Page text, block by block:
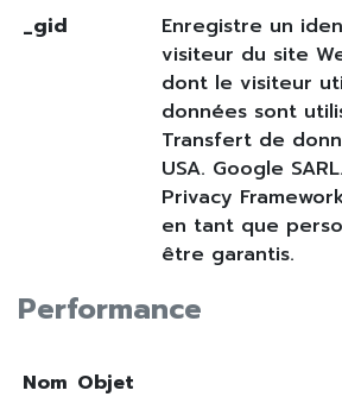
Performance
_gid
Enregistre un
visiteur du site
dont le visiteur
données sont
Transfert de
USA. Google
Privacy
en tant que
être garantis.
Nom Objet